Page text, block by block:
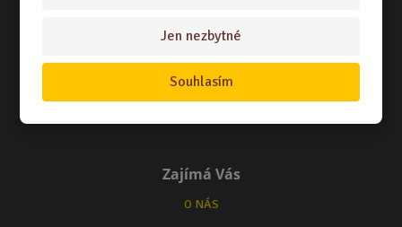
Jen nezbytné
Souhlasím
TERMÍNY ODESLÁNÍ ZBOŽÍ
ZPŮSOB DORUČENÍ
Zajímá Vás
O NÁS